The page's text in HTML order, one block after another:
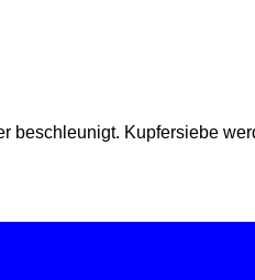
beschleunigt. Kupfersiebe